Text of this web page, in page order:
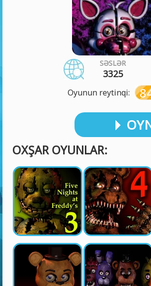
SƏSLƏR
3325
Oyunun reytinqi:
OXŞAR OYUNLAR: